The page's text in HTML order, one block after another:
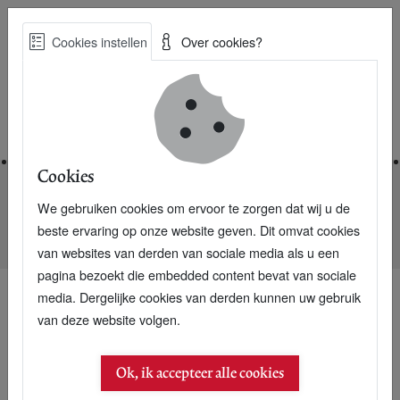
Skip
Best Practices voor een duurzame toekomst
Nieuwsarchief
Bouw je eigen brandstofcel in vijf stappen
12 april 2007
Bouw je eigen
Cookies instellen Over cookies?
Cookies
We gebruiken cookies om ervoor te zorgen dat wij u de
beste ervaring op onze website geven. Dit omvat cookies
van websites van derden van sociale media als u een
pagina bezoekt die embedded content bevat van sociale
media. Dergelijke cookies van derden kunnen uw gebruik
van deze website volgen.
Ok, ik accepteer alle cookies